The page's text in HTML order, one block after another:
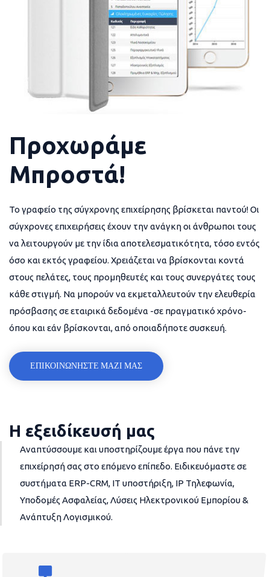
Προχωράμε
Μπροστά!
Το γραφείο της σύγχρονης επιχείρησης βρίσκεται παντού! Οι
σύγχρονες επιχειρήσεις έχουν την ανάγκη οι άνθρωποι τους
να λειτουργούν με την ίδια αποτελεσματικότητα, τόσο εντός
όσο και εκτός γραφείου. Χρειάζεται να βρίσκονται κοντά
στους πελάτες, τους προμηθευτές και τους συνεργάτες τους
κάθε στιγμή. Να μπορούν να εκμεταλλευτούν την ελευθερία
πρόσβασης σε εταιρικά δεδομένα -σε πραγματικό χρόνο-
όπου και εάν βρίσκονται, από οποιαδήποτε συσκευή.
ΕΠΙΚΟΙΝΩΝΗΣΤΕ ΜΑΖΙ ΜΑΣ
Η εξειδίκευσή μας
Αναπτύσσουμε και υποστηρίζουμε έργα που πάνε την
επιχείρησή σας στο επόμενο επίπεδο. Ειδικευόμαστε σε
συστήματα ERP-CRM, IT υποστήριξη, IP Τηλεφωνία,
Υποδομές Ασφαλείας, Λύσεις Ηλεκτρονικού Εμπορίου &
Ανάπτυξη Λογισμικού.